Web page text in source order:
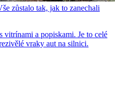
zůstalo tak, jak to zanechali
vitrínami a popiskami. Je to celé
vraky aut na silnici.